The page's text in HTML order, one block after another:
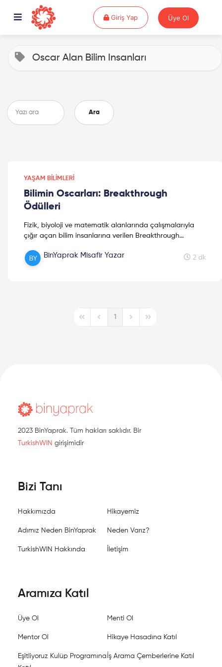
Giriş YapGiriş Yap Üye Ol
Oscar Alan Bilim Insanları
Ara
YAŞAM BILIMLERI
Bilimin Oscarları: Breakthrough
Ödülleri
Fizik, biyoloji ve matematik alanlarında çalışmalarıyla
çığır açan bilim insanlarına verilen Breakthrough
BinYaprak Misafir Yazar 2 dk
First PagePrevious Page
1
Next PageLast Page
2023 BinYaprak. Tüm hakları saklıdır. Bir
TurkishWIN girişimidir
Bizi Tanı
Hakkımızda Hikayemiz
Adımız Neden BinYaprak Neden Varız?
TurkishWIN Hakkında İletişim
Aramıza Katıl
Üye Ol Menti Ol
Mentor Ol Hikaye Hasadına Katıl
Eşitliyoruz Kulüp Programına İş Arama Çemberlerine Katıl